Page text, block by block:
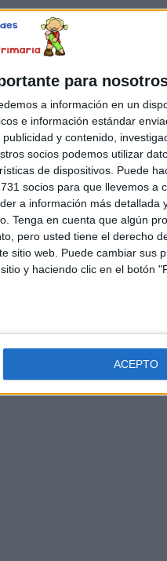
para
a información en un
e información estándar
y contenido,
socios podemos utilizar
de dispositivos. Puede
socios para que llevemos a
a información más detallada
Tenga en cuenta que algún
pero usted tiene el derecho
sitio web. Puede cambiar sus
y haciendo clic en el botón
ACEPTO